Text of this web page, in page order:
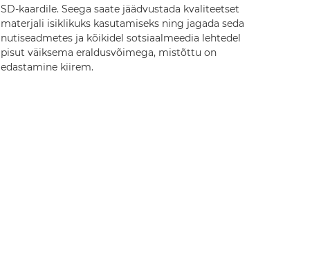
SD-kaardile. Seega saate jäädvustada kvaliteetset
materjali isiklikuks kasutamiseks ning jagada seda
nutiseadmetes ja kõikidel sotsiaalmeedia lehtedel
pisut väiksema eraldusvõimega, mistõttu on
edastamine kiirem.